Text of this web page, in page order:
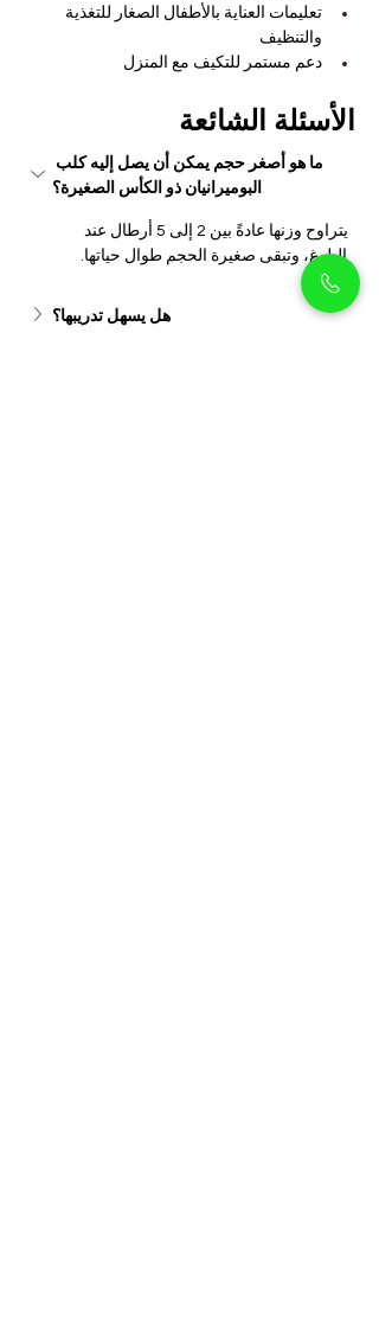
تعليمات العناية بالأطفال الصغار للتغذية
والتنظيف
دعم مستمر للتكيف مع المنزل
الأسئلة الشائعة
ما هو أصغر حجم يمكن أن يصل إليه كلب
البوميرانيان ذو الكأس الصغيرة؟
يتراوح وزنها عادةً بين 2 إلى 5 أرطال عند
البلوغ، وتبقى صغيرة الحجم طوال حياتها.
هل يسهل تدريبها؟